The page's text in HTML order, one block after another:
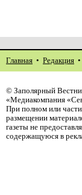
Главная • Редакция •
© Заполярный
«Медиакомпания
При полном или
размещении
газеты не
содержащуюся в